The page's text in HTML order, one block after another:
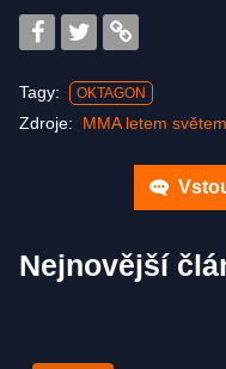
Tagy: OKTAGON
Zdroje: MMA letem
Nejnovější